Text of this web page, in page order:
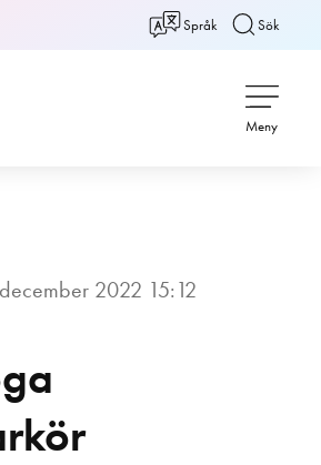
Språk Sök
Meny
2022 15:12